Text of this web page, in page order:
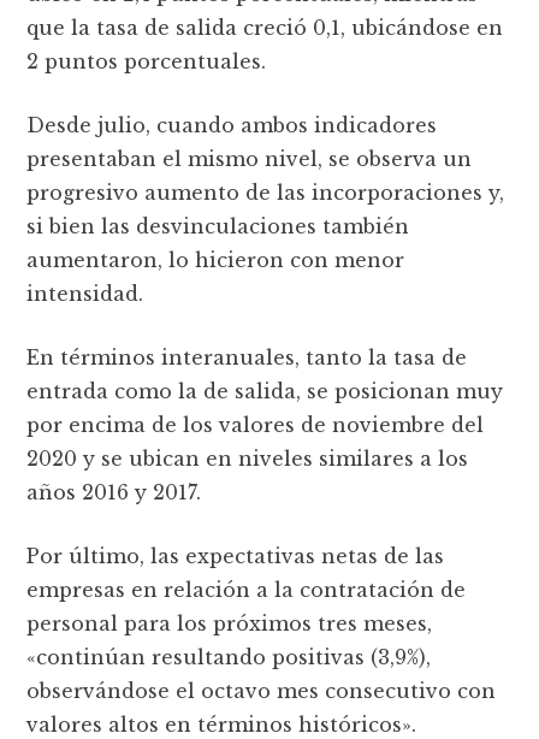
que la tasa de salida creció 0,1, ubicándose en
2 puntos porcentuales.
Desde julio, cuando ambos indicadores
presentaban el mismo nivel, se observa un
progresivo aumento de las incorporaciones y,
si bien las desvinculaciones también
aumentaron, lo hicieron con menor
intensidad.
En términos interanuales, tanto la tasa de
entrada como la de salida, se posicionan muy
por encima de los valores de noviembre del
2020 y se ubican en niveles similares a los
años 2016 y 2017.
Por último, las expectativas netas de las
empresas en relación a la contratación de
personal para los próximos tres meses,
«continúan resultando positivas (3,9%),
observándose el octavo mes consecutivo con
valores altos en términos históricos».